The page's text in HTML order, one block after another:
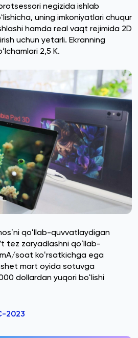
negizida ishlab
uning imkoniyatlari chuqur
hamda real vaqt rejimida 2D
uchun yetarli. Ekranning
2,5 K.
qoʻllab-quvvatlaydigan
tez zaryadlashni qoʻllab-
soat koʻrsatkichga ega
mart oyida sotuvga
dollardan yuqori boʻlishi
2023